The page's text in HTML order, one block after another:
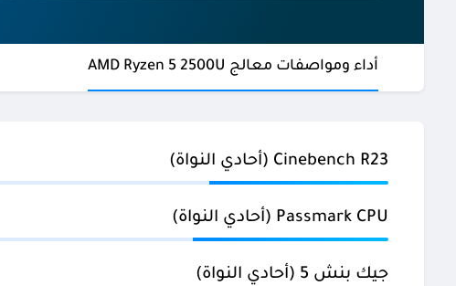
أداء ومواصفات معالج AMD Ryzen 5 2500U
Cinebench R23 (أحادي النواة)
Passmark CPU (أحادي النواة)
جيك بنش 5 (أحادي النواة)